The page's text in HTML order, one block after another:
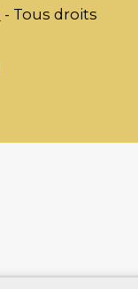
- Tous droits